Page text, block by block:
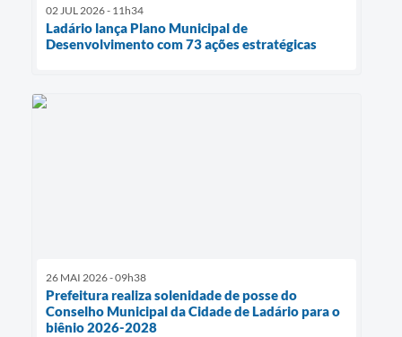
02 JUL 2026 - 11h34
Ladário lança Plano Municipal de
Desenvolvimento com 73 ações estratégicas
26 MAI 2026 - 09h38
Prefeitura realiza solenidade de posse do
Conselho Municipal da Cidade de Ladário para o
biênio 2026-2028